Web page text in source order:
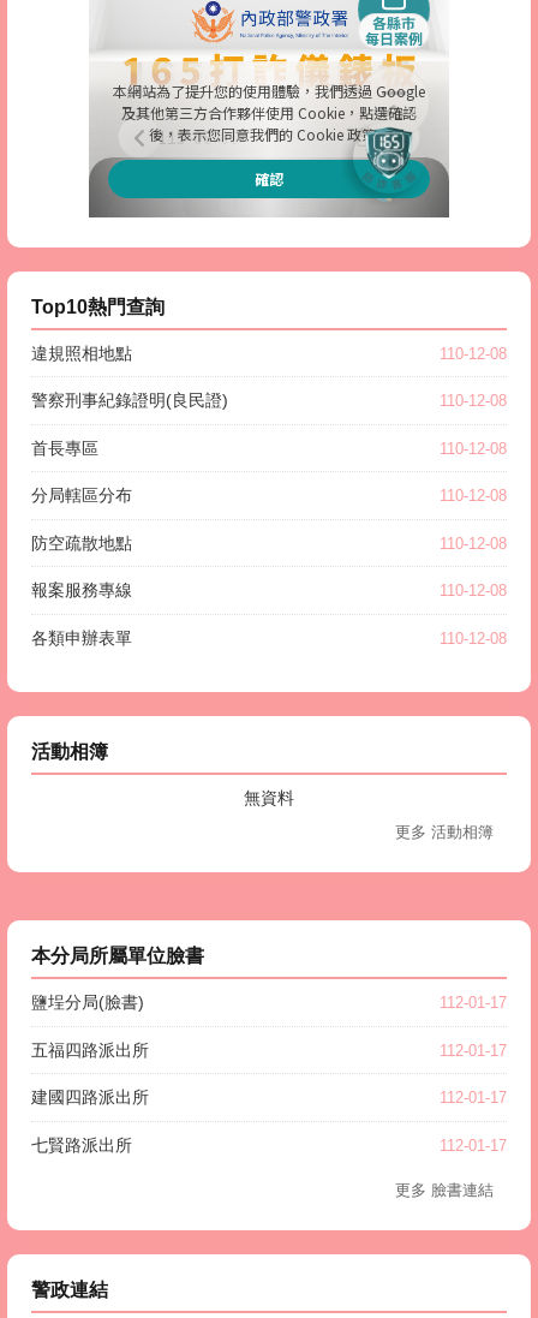
Top10熱門查詢
110-12-08
違規照相地點
110-12-08
警察刑事紀錄證明(良民證)
110-12-08
首長專區
110-12-08
分局轄區分布
110-12-08
防空疏散地點
110-12-08
報案服務專線
110-12-08
各類申辦表單
活動相簿
無資料
更多 活動相簿
本分局所屬單位臉書
112-01-17
鹽埕分局(臉書)
112-01-17
五福四路派出所
112-01-17
建國四路派出所
112-01-17
七賢路派出所
更多 臉書連結
警政連結